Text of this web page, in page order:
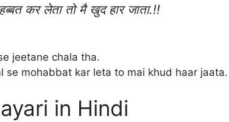
कर लेता तो मै खुद हार जाता.!!
jeetane chala tha.
se mohabbat kar leta to mai khud haar jaata.
in Hindi